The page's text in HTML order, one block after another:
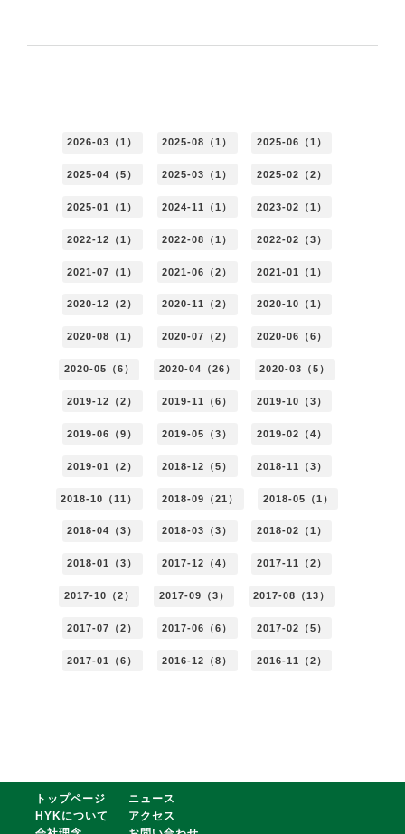
2026-03（1） 2025-08（1） 2025-06（1）
2025-04（5） 2025-03（1） 2025-02（2）
2025-01（1） 2024-11（1） 2023-02（1）
2022-12（1） 2022-08（1） 2022-02（3）
2021-07（1） 2021-06（2） 2021-01（1）
2020-12（2） 2020-11（2） 2020-10（1）
2020-08（1） 2020-07（2） 2020-06（6）
2020-05（6） 2020-04（26） 2020-03（5）
2019-12（2） 2019-11（6） 2019-10（3）
2019-06（9） 2019-05（3） 2019-02（4）
2019-01（2） 2018-12（5） 2018-11（3）
2018-10（11） 2018-09（21） 2018-05（1）
2018-04（3） 2018-03（3） 2018-02（1）
2018-01（3） 2017-12（4） 2017-11（2）
2017-10（2） 2017-09（3） 2017-08（13）
2017-07（2） 2017-06（6） 2017-02（5）
2017-01（6） 2016-12（8） 2016-11（2）
トップページ
HYKについて
ニュース
アクセス